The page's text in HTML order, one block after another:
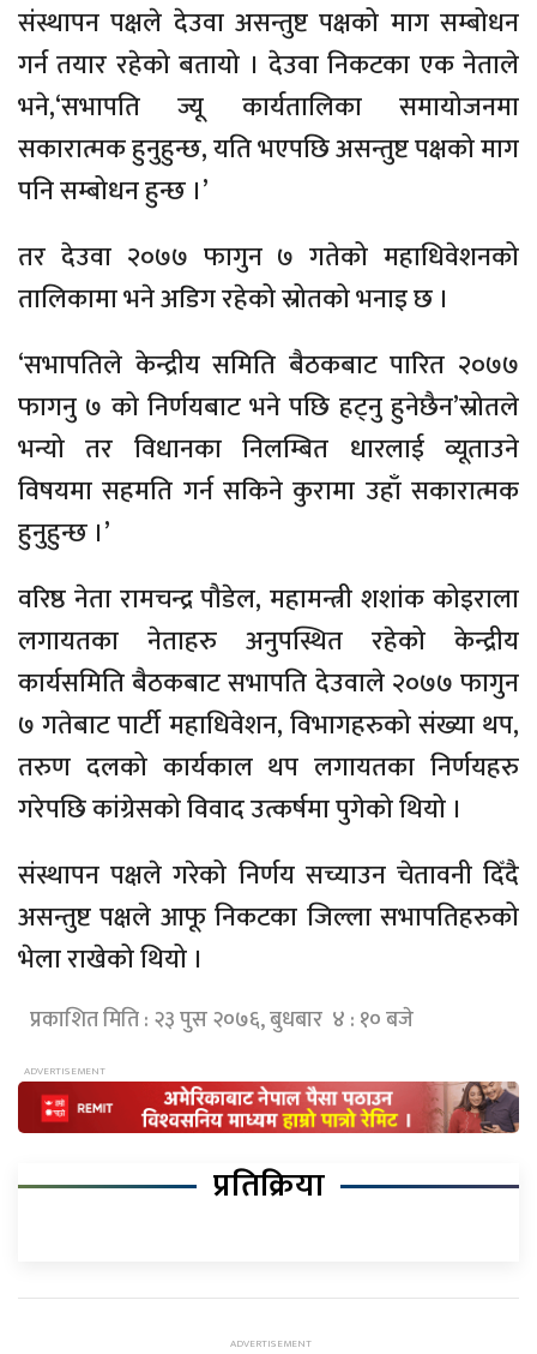
संस्थापन पक्षले देउवा असन्तुष्ट पक्षको माग सम्बोधन
गर्न तयार रहेको बतायो । देउवा निकटका एक नेताले
भने,‘सभापति ज्यू कार्यतालिका समायोजनमा
सकारात्मक हुनुहुन्छ, यति भएपछि असन्तुष्ट पक्षको माग
पनि सम्बोधन हुन्छ ।’
तर देउवा २०७७ फागुन ७ गतेको महाधिवेशनको
तालिकामा भने अडिग रहेको स्रोतको भनाइ छ ।
‘सभापतिले केन्द्रीय समिति बैठकबाट पारित २०७७
फागनु ७ को निर्णयबाट भने पछि हट्नु हुनेछैन’स्रोतले
भन्यो तर विधानका निलम्बित धारलाई व्यूताउने
विषयमा सहमति गर्न सकिने कुरामा उहाँ सकारात्मक
हुनुहुन्छ ।’
वरिष्ठ नेता रामचन्द्र पौडेल, महामन्त्री शशांक कोइराला
लगायतका नेताहरु अनुपस्थित रहेको केन्द्रीय
कार्यसमिति बैठकबाट सभापति देउवाले २०७७ फागुन
७ गतेबाट पार्टी महाधिवेशन, विभागहरुको संख्या थप,
तरुण दलको कार्यकाल थप लगायतका निर्णयहरु
गरेपछि कांग्रेसको विवाद उत्कर्षमा पुगेको थियो ।
संस्थापन पक्षले गरेको निर्णय सच्याउन चेतावनी दिँदै
असन्तुष्ट पक्षले आफू निकटका जिल्ला सभापतिहरुको
भेला राखेको थियो ।
प्रकाशित मिति : २३ पुस २०७६, बुधबार ४ : १० बजे
प्रतिक्रिया